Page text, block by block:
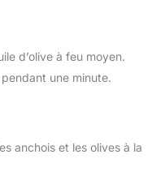
d’olive à feu moyen.
une minute.
anchois et les olives à la